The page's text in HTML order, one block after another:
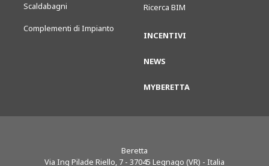
Scaldabagni
Complementi di Impianto
Ricerca BIM
INCENTIVI
NEWS
MYBERETTA
Beretta
Via Ing Pilade Riello, 7 - 37045 Legnago (VR) - Italia